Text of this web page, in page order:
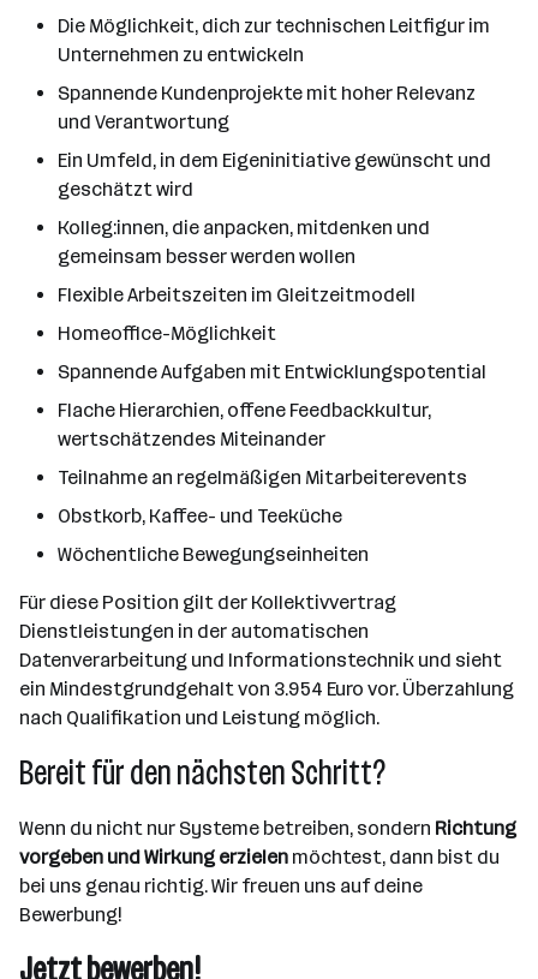
Die Möglichkeit, dich zur technischen Leitfigur im
Unternehmen zu entwickeln
Spannende Kundenprojekte mit hoher Relevanz
und Verantwortung
Ein Umfeld, in dem Eigeninitiative gewünscht und
geschätzt wird
Kolleg:innen, die anpacken, mitdenken und
gemeinsam besser werden wollen
Flexible Arbeitszeiten im Gleitzeitmodell
Homeoffice-Möglichkeit
Spannende Aufgaben mit Entwicklungspotential
Flache Hierarchien, offene Feedbackkultur,
wertschätzendes Miteinander
Teilnahme an regelmäßigen Mitarbeiterevents
Obstkorb, Kaffee- und Teeküche
Wöchentliche Bewegungseinheiten
Für diese Position gilt der Kollektivvertrag
Dienstleistungen in der automatischen
Datenverarbeitung und Informationstechnik und sieht
ein Mindestgrundgehalt von 3.954 Euro vor. Überzahlung
nach Qualifikation und Leistung möglich.
Bereit für den nächsten Schritt?
Wenn du nicht nur Systeme betreiben, sondern Richtung
vorgeben und Wirkung erzielen möchtest, dann bist du
bei uns genau richtig. Wir freuen uns auf deine
Bewerbung!
Jetzt bewerben!